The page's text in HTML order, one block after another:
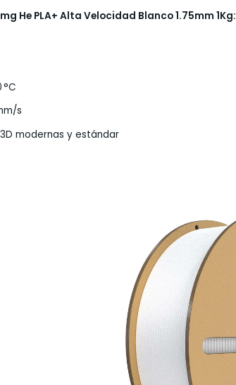
He PLA+ Alta Velocidad Blanco 1.75mm 1Kg:
s
modernas y estándar